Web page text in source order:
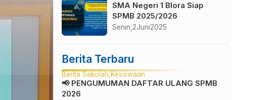
SMA Negeri 1 Blora Siap
SPMB 2025/2026
Senin, 2Juni2025
Berita Terbaru
Berita Sekolah Kesiswaan
📢 PENGUMUMAN DAFTAR ULANG SPMB
2026